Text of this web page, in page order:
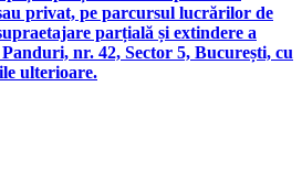
privat, pe parcursul lucrărilor de
parțială și extindere a
nr. 42, Sector 5, București, cu
ulterioare.